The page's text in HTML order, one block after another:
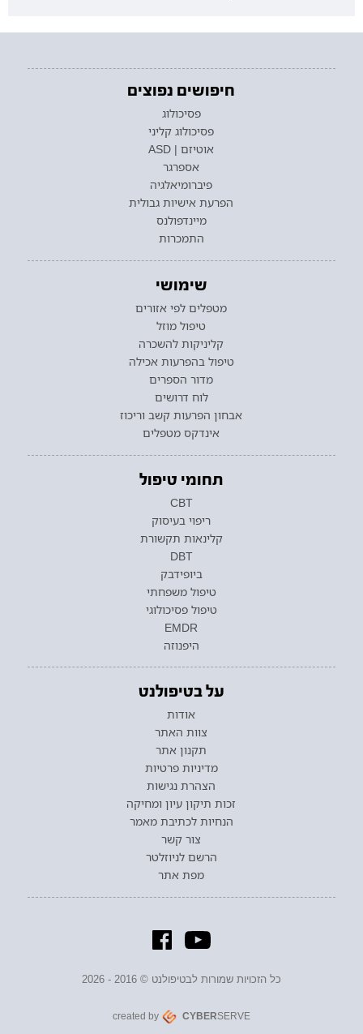
חיפושים נפוצים
פסיכולוג
פסיכולוג קליני
אוטיזם | ASD
אספרגר
פיברומיאלגיה
הפרעת אישיות גבולית
מיינדפולנס
התמכרות
שימושי
מטפלים לפי אזורים
טיפול מוזל
קליניקות להשכרה
טיפול בהפרעות אכילה
מדור הספרים
לוח דרושים
אבחון הפרעות קשב וריכוז
אינדקס מטפלים
תחומי טיפול
CBT
ריפוי בעיסוק
קלינאות תקשורת
DBT
ביופידבק
טיפול משפחתי
טיפול פסיכולוגי
EMDR
היפנוזה
על בטיפולנט
אודות
צוות האתר
תקנון אתר
מדיניות פרטיות
הצהרת נגישות
זכות תיקון עיון ומחיקה
הנחיות לכתיבת מאמר
צור קשר
הרשם לניוזלטר
מפת אתר
כל הזכויות שמורות לבטיפולנט © 2016 - 2026
created by CYBERSERVE